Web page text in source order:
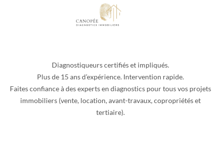
Diagnostiqueurs certifiés et impliqués.
Plus de 15 ans d’expérience. Intervention rapide.
Faites confiance à des experts en diagnostics pour tous vos projets
immobiliers (vente, location, avant-travaux, copropriétés et
tertiaire).